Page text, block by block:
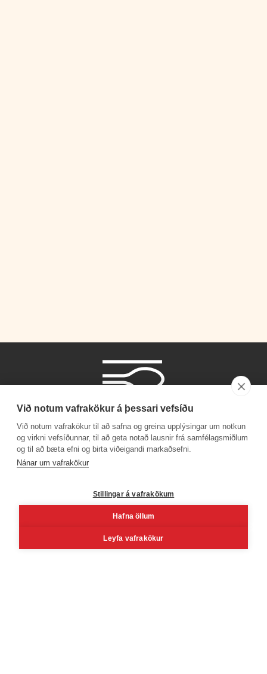
Við notum vafrakökur á þessari vefsíðu
Við notum vafrakökur til að safna og greina upplýsingar um notkun
og virkni vefsíðunnar, til að geta notað lausnir frá samfélagsmiðlum
og til að bæta efni og birta viðeigandi markaðsefni.
Nánar um vafrakökur
Stillingar á vafrakökum
Hafna öllum
Leyfa vafrakökur
Phone number